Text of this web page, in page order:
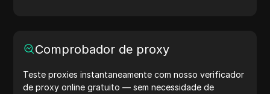
Comprobador de proxy
Teste proxies instantaneamente com nosso verificador
de proxy online gratuito — sem necessidade de